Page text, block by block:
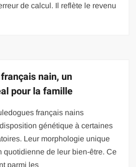
de calcul. Il reflète le revenu
nain, un
pour la famille
français nains
génétique à certaines
Leur morphologie unique
quotidienne de leur bien-être. Ce
parmi les